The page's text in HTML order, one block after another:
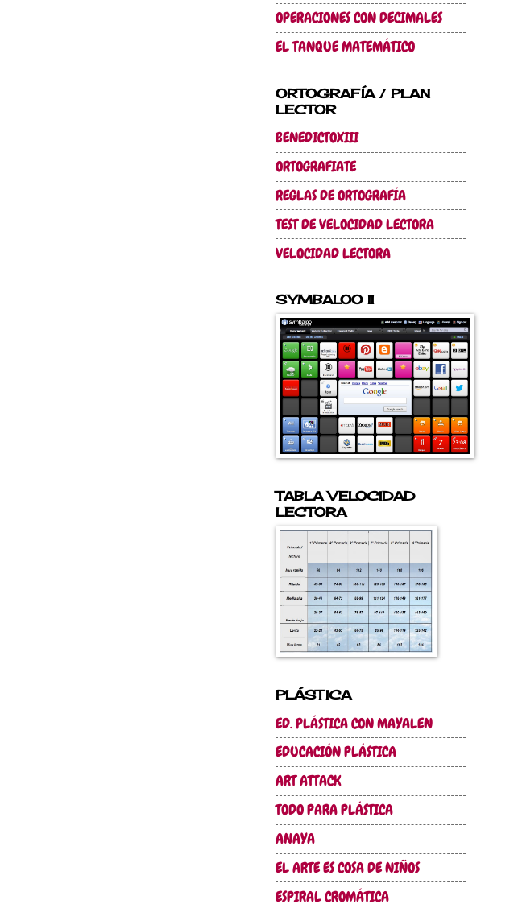
OPERACIONES CON DECIMALES
EL TANQUE MATEMÁTICO
ORTOGRAFÍA / PLAN
LECTOR
BENEDICTOXIII
ORTOGRAFIATE
REGLAS DE ORTOGRAFÍA
TEST DE VELOCIDAD LECTORA
VELOCIDAD LECTORA
SYMBALOO II
TABLA VELOCIDAD
LECTORA
PLÁSTICA
ED. PLÁSTICA CON MAYALEN
EDUCACIÓN PLÁSTICA
ART ATTACK
TODO PARA PLÁSTICA
ANAYA
EL ARTE ES COSA DE NIÑOS
ESPIRAL CROMÁTICA